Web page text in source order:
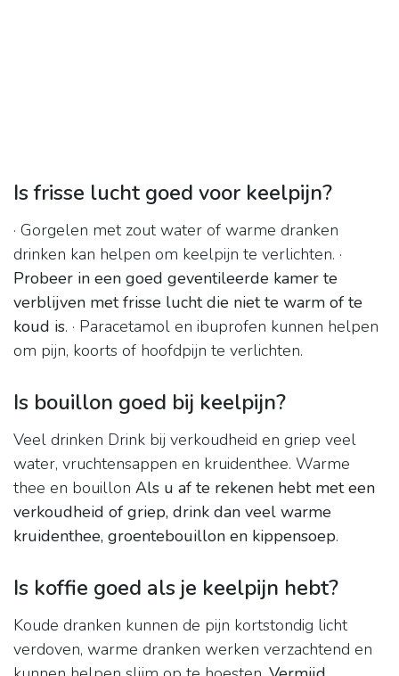
Is frisse lucht goed voor keelpijn?
· Gorgelen met zout water of warme dranken
drinken kan helpen om keelpijn te verlichten. ·
Probeer in een goed geventileerde kamer te
verblijven met frisse lucht die niet te warm of te
koud is. · Paracetamol en ibuprofen kunnen helpen
om pijn, koorts of hoofdpijn te verlichten.
Is bouillon goed bij keelpijn?
Veel drinken Drink bij verkoudheid en griep veel
water, vruchtensappen en kruidenthee. Warme
thee en bouillon Als u af te rekenen hebt met een
verkoudheid of griep, drink dan veel warme
kruidenthee, groentebouillon en kippensoep.
Is koffie goed als je keelpijn hebt?
Koude dranken kunnen de pijn kortstondig licht
verdoven, warme dranken werken verzachtend en